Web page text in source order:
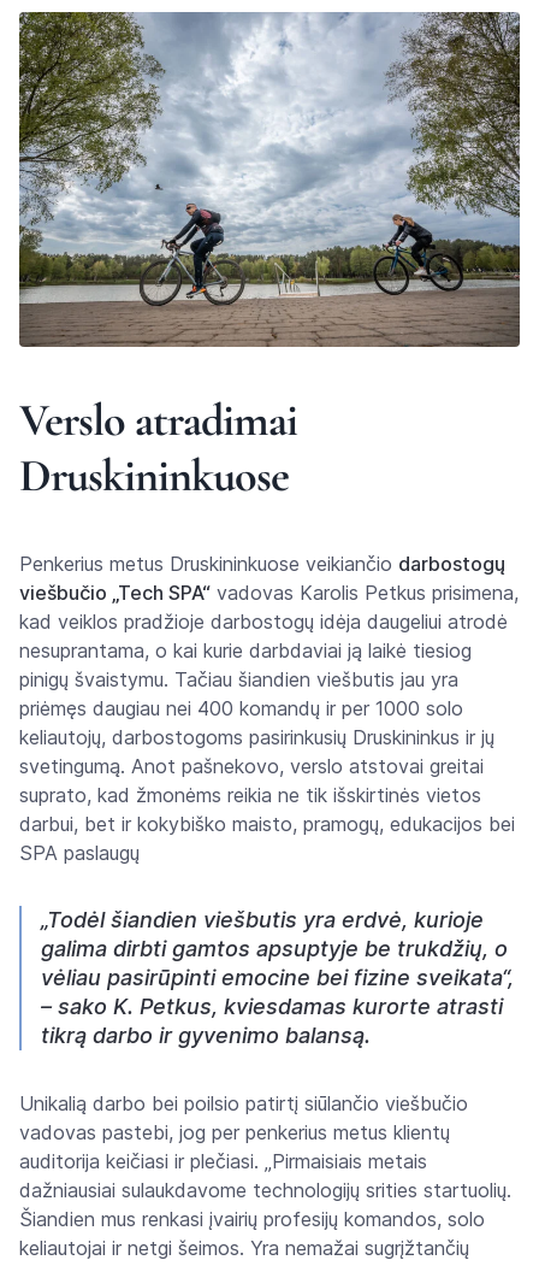
Verslo atradimai
Druskininkuose
Penkerius metus Druskininkuose veikiančio darbostogų
viešbučio „Tech SPA“ vadovas Karolis Petkus prisimena,
kad veiklos pradžioje darbostogų idėja daugeliui atrodė
nesuprantama, o kai kurie darbdaviai ją laikė tiesiog
pinigų švaistymu. Tačiau šiandien viešbutis jau yra
priėmęs daugiau nei 400 komandų ir per 1000 solo
keliautojų, darbostogoms pasirinkusių Druskininkus ir jų
svetingumą. Anot pašnekovo, verslo atstovai greitai
suprato, kad žmonėms reikia ne tik išskirtinės vietos
darbui, bet ir kokybiško maisto, pramogų, edukacijos bei
SPA paslaugų
„Todėl šiandien viešbutis yra erdvė, kurioje
galima dirbti gamtos apsuptyje be trukdžių, o
vėliau pasirūpinti emocine bei fizine sveikata“,
– sako K. Petkus, kviesdamas kurorte atrasti
tikrą darbo ir gyvenimo balansą.
Unikalią darbo bei poilsio patirtį siūlančio viešbučio
vadovas pastebi, jog per penkerius metus klientų
auditorija keičiasi ir plečiasi. „Pirmaisiais metais
dažniausiai sulaukdavome technologijų srities startuolių.
Šiandien mus renkasi įvairių profesijų komandos, solo
keliautojai ir netgi šeimos. Yra nemažai sugrįžtančių